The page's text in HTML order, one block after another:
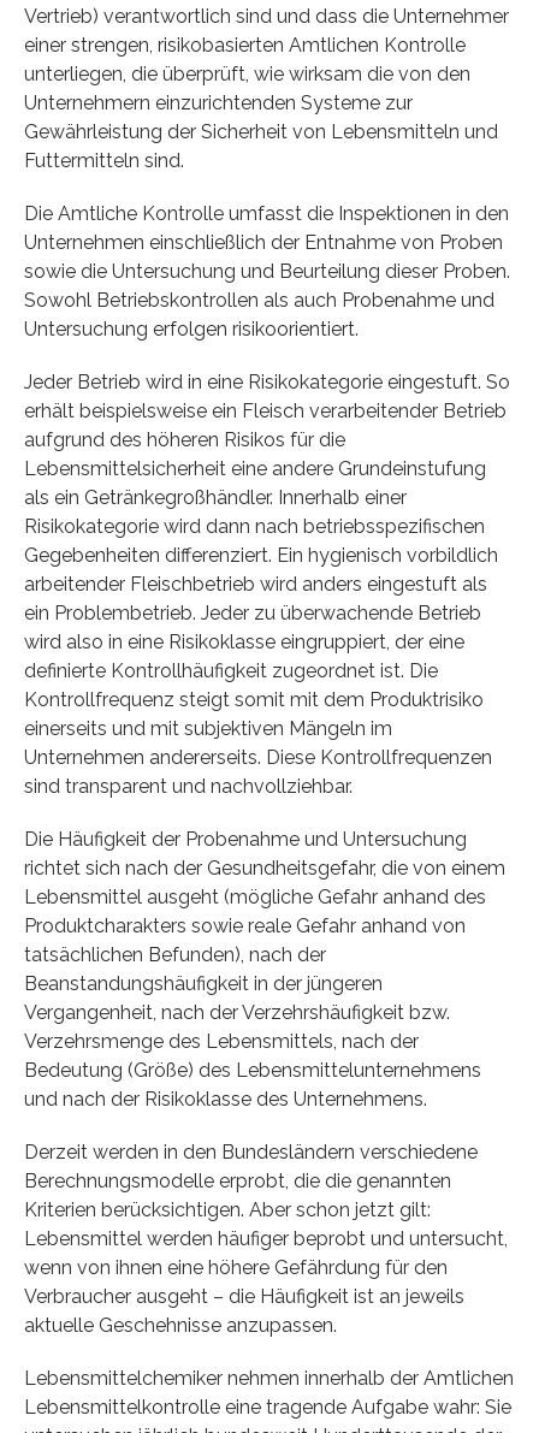
Vertrieb) verantwortlich sind und dass die Unternehmer
einer strengen, risikobasierten Amtlichen Kontrolle
unterliegen, die überprüft, wie wirksam die von den
Unternehmern einzurichtenden Systeme zur
Gewährleistung der Sicherheit von Lebensmitteln und
Futtermitteln sind.
Die Amtliche Kontrolle umfasst die Inspektionen in den
Unternehmen einschließlich der Entnahme von Proben
sowie die Untersuchung und Beurteilung dieser Proben.
Sowohl Betriebskontrollen als auch Probenahme und
Untersuchung erfolgen risikoorientiert.
Jeder Betrieb wird in eine Risikokategorie eingestuft. So
erhält beispielsweise ein Fleisch verarbeitender Betrieb
aufgrund des höheren Risikos für die
Lebensmittelsicherheit eine andere Grundeinstufung
als ein Getränkegroßhändler. Innerhalb einer
Risikokategorie wird dann nach betriebsspezifischen
Gegebenheiten differenziert. Ein hygienisch vorbildlich
arbeitender Fleischbetrieb wird anders eingestuft als
ein Problembetrieb. Jeder zu überwachende Betrieb
wird also in eine Risikoklasse eingruppiert, der eine
definierte Kontrollhäufigkeit zugeordnet ist. Die
Kontrollfrequenz steigt somit mit dem Produktrisiko
einerseits und mit subjektiven Mängeln im
Unternehmen andererseits. Diese Kontrollfrequenzen
sind transparent und nachvollziehbar.
Die Häufigkeit der Probenahme und Untersuchung
richtet sich nach der Gesundheitsgefahr, die von einem
Lebensmittel ausgeht (mögliche Gefahr anhand des
Produktcharakters sowie reale Gefahr anhand von
tatsächlichen Befunden), nach der
Beanstandungshäufigkeit in der jüngeren
Vergangenheit, nach der Verzehrshäufigkeit bzw.
Verzehrsmenge des Lebensmittels, nach der
Bedeutung (Größe) des Lebensmittelunternehmens
und nach der Risikoklasse des Unternehmens.
Derzeit werden in den Bundesländern verschiedene
Berechnungsmodelle erprobt, die die genannten
Kriterien berücksichtigen. Aber schon jetzt gilt:
Lebensmittel werden häufiger beprobt und untersucht,
wenn von ihnen eine höhere Gefährdung für den
Verbraucher ausgeht – die Häufigkeit ist an jeweils
aktuelle Geschehnisse anzupassen.
Lebensmittelchemiker nehmen innerhalb der Amtlichen
Lebensmittelkontrolle eine tragende Aufgabe wahr: Sie